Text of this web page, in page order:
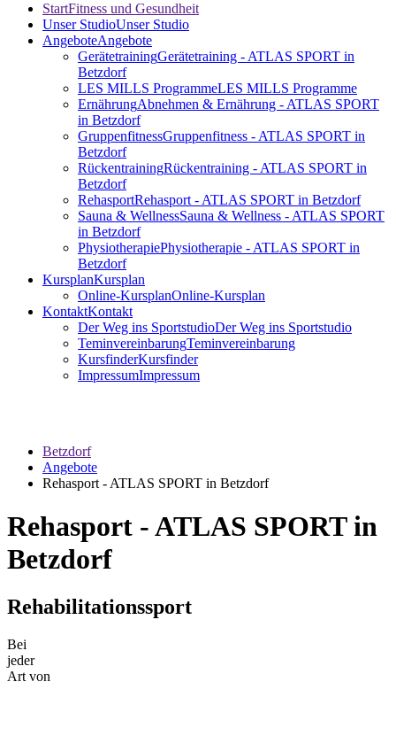
StartFitness und Gesundheit
Unser StudioUnser Studio
AngeboteAngebote
GerätetrainingGerätetraining - ATLAS SPORT in
Betzdorf
LES MILLS ProgrammeLES MILLS Programme
ErnährungAbnehmen & Ernährung - ATLAS SPORT
in Betzdorf
GruppenfitnessGruppenfitness - ATLAS SPORT in
Betzdorf
RückentrainingRückentraining - ATLAS SPORT in
Betzdorf
RehasportRehasport - ATLAS SPORT in Betzdorf
Sauna & WellnessSauna & Wellness - ATLAS SPORT
in Betzdorf
PhysiotherapiePhysiotherapie - ATLAS SPORT in
Betzdorf
KursplanKursplan
Online-KursplanOnline-Kursplan
KontaktKontakt
Der Weg ins SportstudioDer Weg ins Sportstudio
TeminvereinbarungTeminvereinbarung
KursfinderKursfinder
ImpressumImpressum
Betzdorf
Angebote
Rehasport - ATLAS SPORT in Betzdorf
Rehasport - ATLAS SPORT in
Betzdorf
Rehabilitationssport
Bei
jeder
Art von